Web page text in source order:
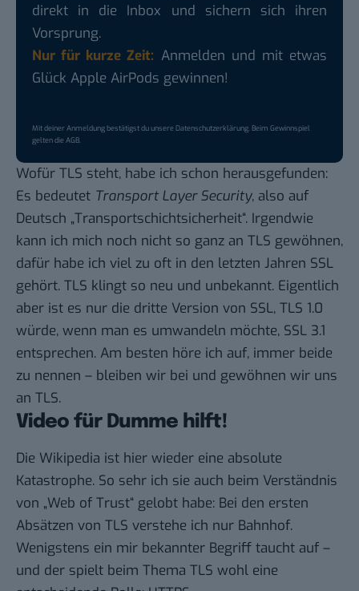
direkt in die Inbox und sichern sich ihren
Vorsprung.
Nur für kurze Zeit: Anmelden und mit etwas
Glück Apple AirPods gewinnen!
Mit deiner Anmeldung bestätigst du unsereDatenschutzerklärung. Beim Gewinnspiel
gelten dieAGB.
Wofür TLS steht, habe ich schon herausgefunden:
Es bedeutet Transport Layer Security, also auf
Deutsch „Transportschichtsicherheit“. Irgendwie
kann ich mich noch nicht so ganz an TLS gewöhnen,
dafür habe ich viel zu oft in den letzten Jahren SSL
gehört. TLS klingt so neu und unbekannt. Eigentlich
aber ist es nur die dritte Version von SSL, TLS 1.0
würde, wenn man es umwandeln möchte, SSL 3.1
entsprechen. Am besten höre ich auf, immer beide
zu nennen – bleiben wir bei und gewöhnen wir uns
an TLS.
Video für Dumme hilft!
Die Wikipedia ist hier wieder eine absolute
Katastrophe. So sehr ich sie auch beim Verständnis
von „Web of Trust“ gelobt habe: Bei den ersten
Absätzen von TLS verstehe ich nur Bahnhof.
Wenigstens ein mir bekannter Begriff taucht auf –
und der spielt beim Thema TLS wohl eine